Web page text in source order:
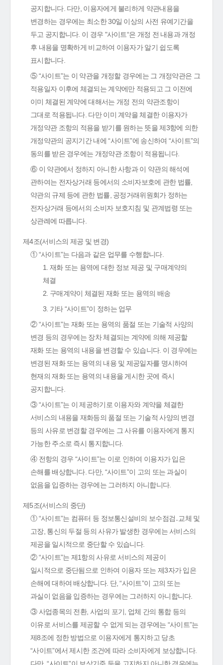
공지합니다. 다만, 이용자에게 불리하게 약관내용을
변경하는 경우에는 최소한 30일 이상의 사전 유예기간을
두고 공지합니다. 이 경우 "사이트“은 개정 전 내용과 개정
후 내용을 명확하게 비교하여 이용자가 알기 쉽도록
표시합니다.
⑤ “사이트”는 이 약관을 개정할 경우에는 그 개정약관은 그
적용일자 이후에 체결되는 계약에만 적용되고 그 이전에
이미 체결된 계약에 대해서는 개정 전의 약관조항이
그대로 적용됩니다. 다만 이미 계약을 체결한 이용자가
개정약관 조항의 적용을 받기를 원하는 뜻을 제3항에 의한
개정약관의 공지기간 내에 “사이트”에 송신하여 “사이트”의
동의를 받은 경우에는 개정약관 조항이 적용됩니다.
⑥ 이 약관에서 정하지 아니한 사항과 이 약관의 해석에
관하여는 전자상거래 등에서의 소비자보호에 관한 법률,
약관의 규제 등에 관한 법률, 공정거래위원회가 정하는
전자상거래 등에서의 소비자 보호지침 및 관계법령 또는
상관례에 따릅니다.
제4조(서비스의 제공 및 변경)
① “사이트”는 다음과 같은 업무를 수행합니다.
1. 재화 또는 용역에 대한 정보 제공 및 구매계약의
체결
2. 구매계약이 체결된 재화 또는 용역의 배송
3. 기타 “사이트”이 정하는 업무
② “사이트”는 재화 또는 용역의 품절 또는 기술적 사양의
변경 등의 경우에는 장차 체결되는 계약에 의해 제공할
재화 또는 용역의 내용을 변경할 수 있습니다. 이 경우에는
변경된 재화 또는 용역의 내용 및 제공일자를 명시하여
현재의 재화 또는 용역의 내용을 게시한 곳에 즉시
공지합니다.
③ “사이트”는 이 제공하기로 이용자와 계약을 체결한
서비스의 내용을 재화등의 품절 또는 기술적 사양의 변경
등의 사유로 변경할 경우에는 그 사유를 이용자에게 통지
가능한 주소로 즉시 통지합니다.
④ 전항의 경우 “사이트”는 이로 인하여 이용자가 입은
손해를 배상합니다. 다만, “사이트”이 고의 또는 과실이
없음을 입증하는 경우에는 그러하지 아니합니다.
제5조(서비스의 중단)
① “사이트”는 컴퓨터 등 정보통신설비의 보수점검․교체 및
고장, 통신의 두절 등의 사유가 발생한 경우에는 서비스의
제공을 일시적으로 중단할 수 있습니다.
② “사이트”는 제1항의 사유로 서비스의 제공이
일시적으로 중단됨으로 인하여 이용자 또는 제3자가 입은
손해에 대하여 배상합니다. 단, “사이트”이 고의 또는
과실이 없음을 입증하는 경우에는 그러하지 아니합니다.
③ 사업종목의 전환, 사업의 포기, 업체 간의 통합 등의
이유로 서비스를 제공할 수 없게 되는 경우에는 “사이트”는
제8조에 정한 방법으로 이용자에게 통지하고 당초
“사이트”에서 제시한 조건에 따라 소비자에게 보상합니다.